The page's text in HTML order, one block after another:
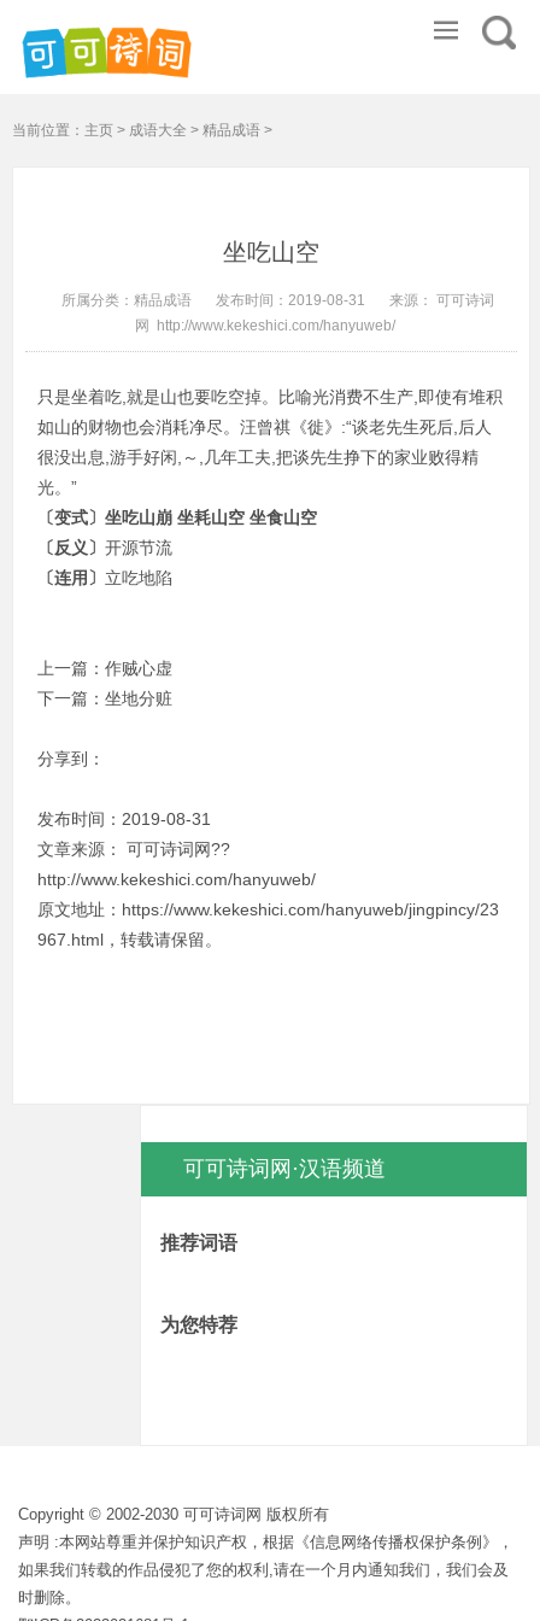
当前位置： 主页 > 成语大全 > 精品成语 >
坐吃山空
所属分类： 精品成语 发布时间： 2019-08-31 来源： 可可诗词
网
http://www.kekeshici.com/hanyuweb/
只是坐着吃,就是山也要吃空掉。比喻光消费不生产,即使有堆积
如山的财物也会消耗净尽。汪曾祺《徙》:“谈老先生死后,后人
很没出息,游手好闲,～,几年工夫,把谈先生挣下的家业败得精
光。”
〔变式〕 坐吃山崩 坐耗山空 坐食山空
〔反义〕 开源节流
〔连用〕 立吃地陷
上一篇： 作贼心虚
下一篇： 坐地分赃
分享到：
发布时间：2019-08-31
文章来源：
可可诗词网??
http://www.kekeshici.com/hanyuweb/
原文地址：https://www.kekeshici.com/hanyuweb/jingpincy/23
967.html，转载请保留。
可可诗词网·汉语频道
推荐词语
为您特荐
Copyright © 2002-2030 可可诗词网 版权所有
声明 :本网站尊重并保护知识产权，根据《信息网络传播权保护条例》，
如果我们转载的作品侵犯了您的权利,请在一个月内通知我们，我们会及
时删除。